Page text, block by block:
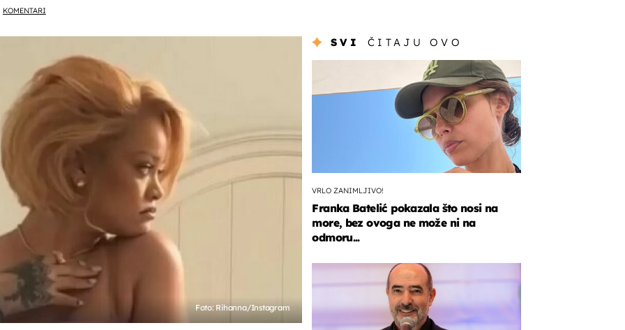
KOMENTARI
Foto: Rihanna/Instagram
SVI ČITAJU OVO
VRLO ZANIMLJIVO!
Franka Batelić pokazala što nosi na
more, bez ovoga ne može ni na
odmoru...